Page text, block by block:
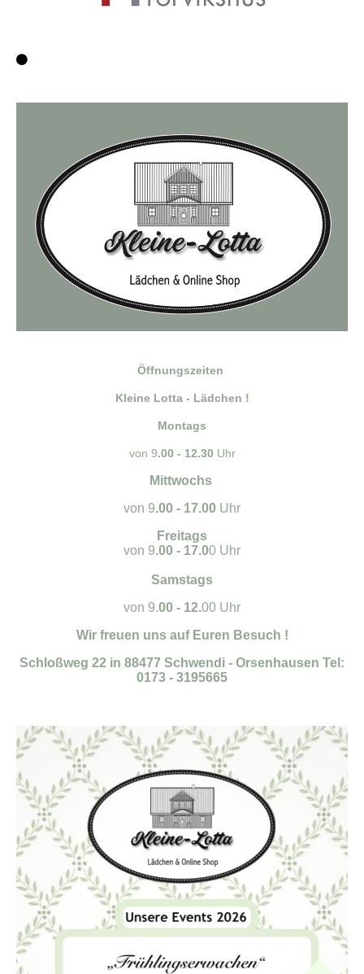
Öffnungszeiten
Kleine Lotta - Lädchen !
Montags
von 9.00 - 12.30 Uhr
Mittwochs
von 9.00 - 17.00 Uhr
Freitags
von 9.00 - 17.00 Uhr
Samstags
von 9.00 - 12.00 Uhr
Wir freuen uns auf Euren Besuch !
Schloßweg 22 in 88477 Schwendi - Orsenhausen Tel:
0173 - 3195665